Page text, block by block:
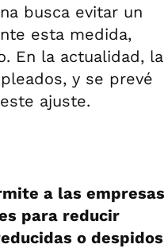
busca evitar un
esta medida,
En la actualidad, la
y se prevé
ajuste.
a las empresas
para reducir
o despidos